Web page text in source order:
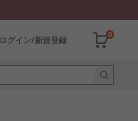
ログイン/新規登録
0